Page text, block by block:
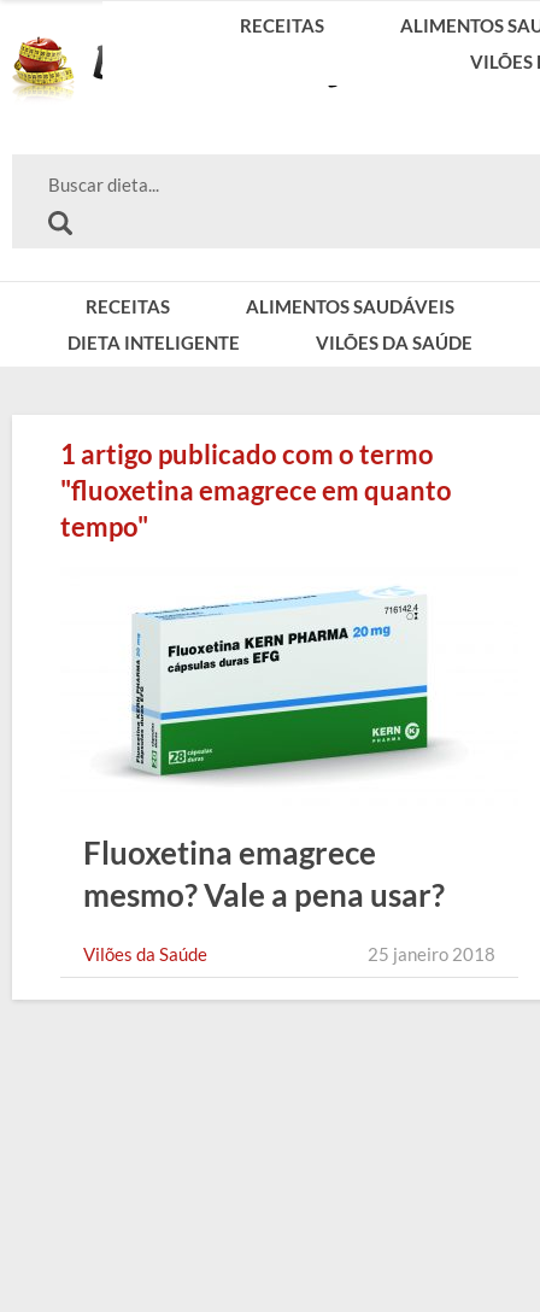
RECEITAS
ALIMENTOS SAUDÁVEIS
DIETA INTELIGENTE
VILÕES DA SAÚDE
RECEITAS
ALIMENTOS
VILÕES
1 artigo publicado com o termo
"fluoxetina emagrece em quanto
tempo"
Fluoxetina emagrece
mesmo? Vale a pena usar?
Vilões da Saúde 25 janeiro 2018